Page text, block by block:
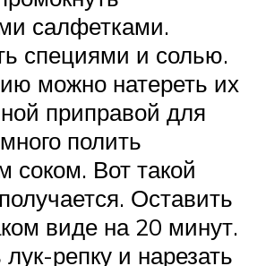
салфетками.
специями и солью.
можно натереть их
приправой для
полить
соком. Вот такой
Оставить
виде на 20 минут.
репку и нарезать